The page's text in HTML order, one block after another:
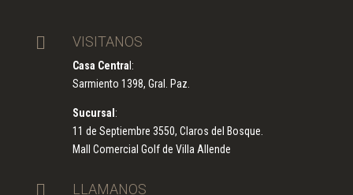
 VISITANOS
Casa Centra l:
Sarmiento 1398, Gral. Paz.
Sucursal :
11 de Septiembre 3550, Claros del Bosque.
Mall Comercial Golf de Villa Allende
 LLAMANOS